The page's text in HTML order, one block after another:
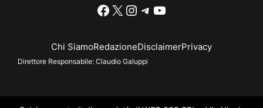
Facebook
X Instagram
Telegram
YouTube
Chi SiamoRedazioneDisclaimerPrivacy
Direttore Responsabile: Claudio Galuppi